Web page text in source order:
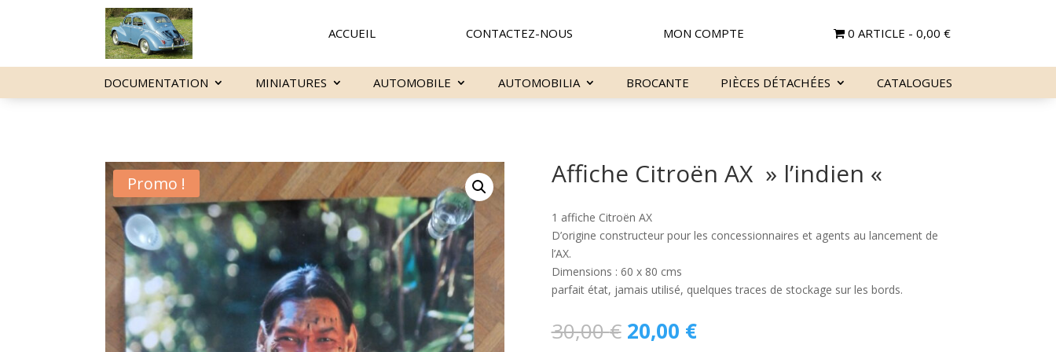
ACCUEIL CONTACTEZ-NOUS MON COMPTE 0 ARTICLE 0,00 €
DOCUMENTATION MINIATURES AUTOMOBILE AUTOMOBILIA BROCANTE PIÈCES DÉTACHÉES CATALOGUES
Promo ! Affiche Citroën AX » l’indien «
1 affiche Citroën AX
D’origine constructeur pour les concessionnaires et agents au lancement de
l’AX.
Dimensions : 60 x 80 cms
parfait état, jamais utilisé, quelques traces de stockage sur les bords.
30,00€ Le
20,00 €Le